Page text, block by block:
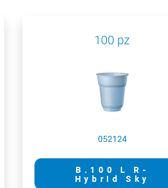
100 pz
052124
B.100 L R-
Hybrid Sky